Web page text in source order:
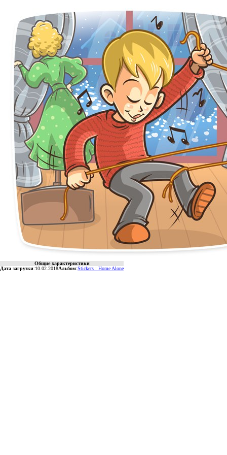
Общие характеристики
Дата загрузки:10.02.2018Альбом:Stickers : Home Alone